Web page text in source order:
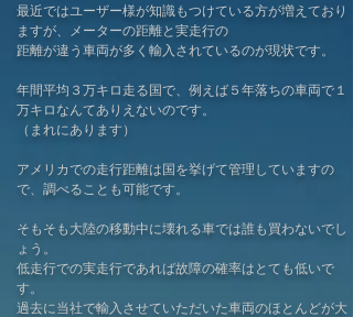
最近ではユーザー様が知識もつけている方が増えており
ますが、メーターの距離と実走行の
距離が違う車両が多く輸入されているのが現状です。
年間平均３万キロ走る国で、例えば５年落ちの車両で１
万キロなんてありえないのです。
（まれにあります）
アメリカでの走行距離は国を挙げて管理していますの
で、調べることも可能です。
そもそも大陸の移動中に壊れる車では誰も買わないでし
ょう。
低走行での実走行であれば故障の確率はとても低いで
す。
過去に当社で輸入させていただいた車両のほとんどが大